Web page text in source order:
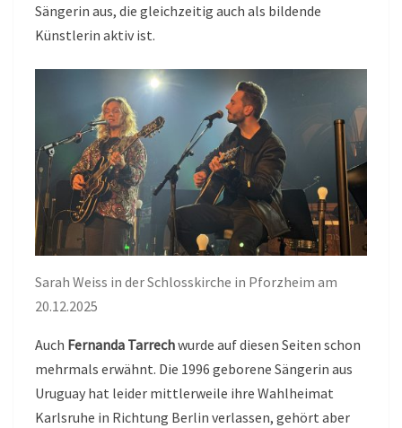
Sängerin aus, die gleichzeitig auch als bildende
Künstlerin aktiv ist.
Sarah Weiss in der Schlosskirche in Pforzheim am
20.12.2025
Auch Fernanda Tarrechwurde auf diesen Seiten schon
mehrmals erwähnt. Die 1996 geborene Sängerin aus
Uruguay hat leider mittlerweile ihre Wahlheimat
Karlsruhe in Richtung Berlin verlassen, gehört aber